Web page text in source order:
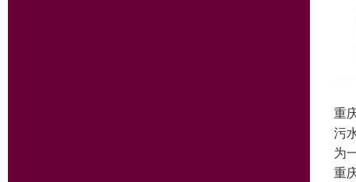
重
污
为
重